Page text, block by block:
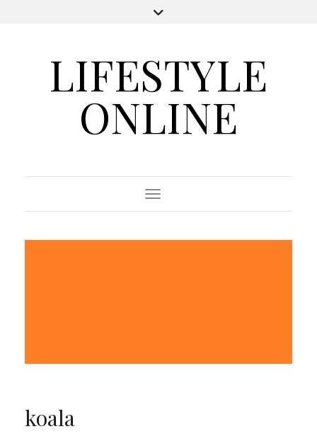
LIFESTYLE
ONLINE
Toggle Navigation
koala